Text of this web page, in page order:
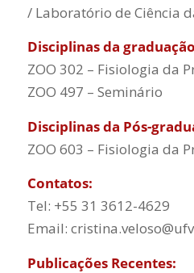
/ Laboratório de Ciência
Disciplinas da
ZOO 302 – Fisiologia da
ZOO 497 – Seminário
Disciplinas da Pós-
ZOO 603 – Fisiologia da
Contatos:
Tel: +55 31 3612-4629
Email:
Publicações Recentes: